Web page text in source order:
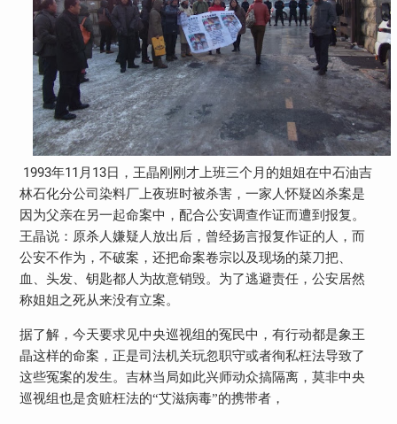
1993年11 月 13日，王晶刚刚才上班三个月的姐姐在中石油吉
林石化分公司染料厂上夜班时被杀害，一家人怀疑凶杀案是
因为父亲在另一起命案中，配合公安调查作证而遭到报复。
王晶说：原杀人嫌疑人放出后，曾经扬言报复作证的人，而
公安不作为，不破案，还把命案卷宗以及现场的菜刀把、
血、头发、钥匙都人为故意销毁。为了逃避责任，公安居然
称姐姐之死从来没有立案。
据了解，今天要求见中央巡视组的冤民中，有行动都是象王
晶这样的命案，正是司法机关玩忽职守或者徇私枉法导致了
这些冤案的发生。吉林当局如此兴师动众搞隔离，莫非中央
巡视组也是贪赃枉法的“艾滋病毒”的携带者，